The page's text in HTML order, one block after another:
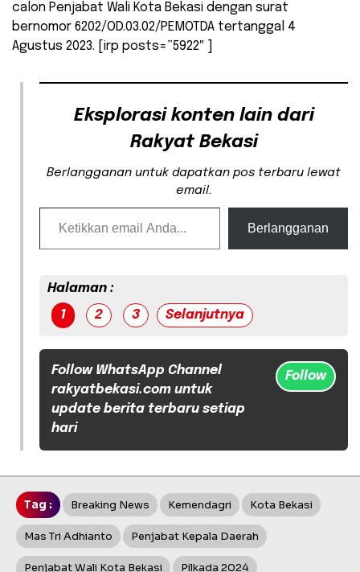
calon Penjabat Wali Kota Bekasi dengan surat
bernomor 6202/OD.03.02/PEMOTDA tertanggal 4
Agustus 2023. [irp posts=”5922″ ]
Eksplorasi konten lain dari
Rakyat Bekasi
Berlangganan untuk dapatkan pos terbaru lewat
email.
Ketikkan email Anda...
Berlangganan
Halaman :
1
2 3 Selanjutnya
Follow WhatsApp Channel
rakyatbekasi.com untuk
update berita terbaru setiap
hari
Follow
Tag : Breaking News Kemendagri Kota Bekasi
Mas Tri Adhianto Penjabat Kepala Daerah
Penjabat Wali Kota Bekasi Pilkada 2024